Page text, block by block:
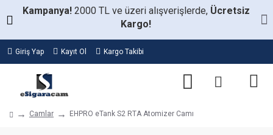
Kampanya! 2000 TL ve üzeri alışverişlerde, Ücretsiz
Kargo!
Giriş Yap Kayıt Ol Kargo Takibi
Camlar EHPRO eTank S2 RTA Atomizer Camı